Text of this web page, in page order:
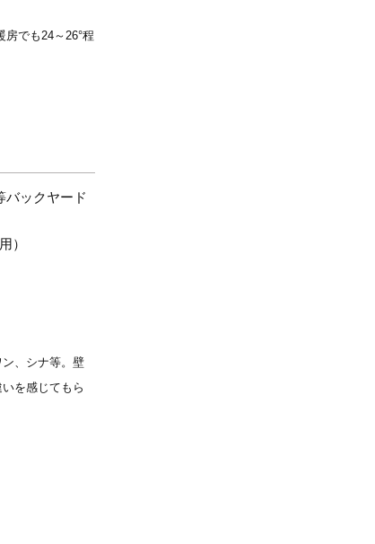
でも24～26°程
バックヤード
）
、シナ等。壁
を感じてもら